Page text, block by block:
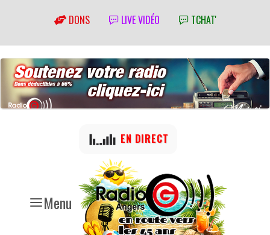
DONS LIVE VIDÉO TCHAT'
Menu
EN DIRECT